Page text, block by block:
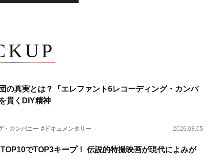
の真実とは？『エレファント6レコーディング・カンパ
貫くDIY精神
・カンパニー #ドキュメンタリー 2026.08.05
でTOP3キープ！ 伝説的特撮映画が現代によみが